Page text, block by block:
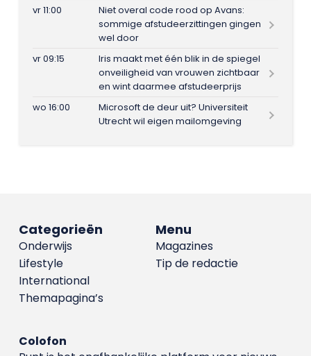
vr 11:00
Niet overal code rood op Avans:
sommige afstudeerzittingen gingen
wel door
vr 09:15
Iris maakt met één blik in de spiegel
onveiligheid van vrouwen zichtbaar
en wint daarmee afstudeerprijs
wo 16:00
Microsoft de deur uit? Universiteit
Utrecht wil eigen mailomgeving
Menu
Magazines
Tip de redactie
Categorieën
Onderwijs
Lifestyle
International
Themapagina’s
Colofon